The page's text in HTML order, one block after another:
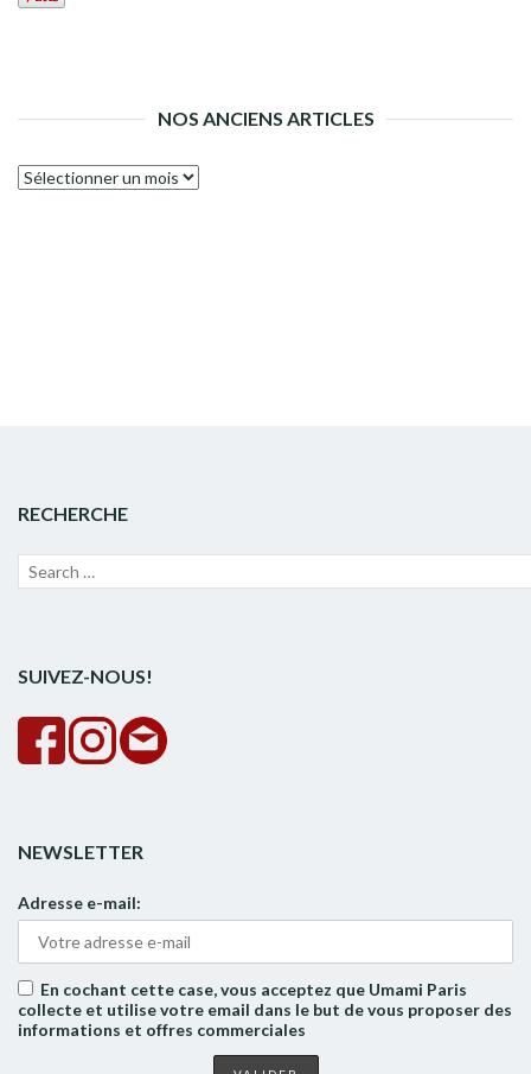
NOS ANCIENS ARTICLES
Nos
RECHERCHE
Recherche
SUIVEZ-NOUS!
NEWSLETTER
Adresse e-mail:
En cochant cette case, vous acceptez que Umami Paris
collecte et utilise votre email dans le but de vous proposer des
informations et offres commerciales